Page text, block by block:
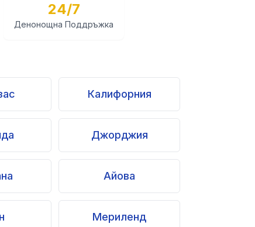
24/7
Денонощна Поддръжка
Калифорния
Джорджия
Айова
Мериленд